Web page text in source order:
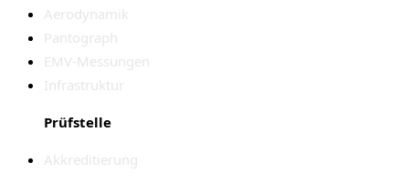
Aerodynamik
Pantograph
EMV-Messungen
Infrastruktur
Prüfstelle
Akkreditierung